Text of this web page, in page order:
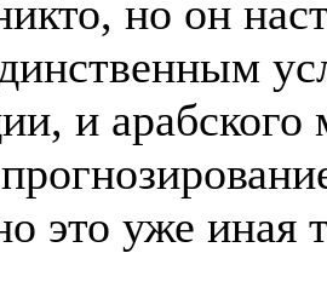
но он
и
это уже иная